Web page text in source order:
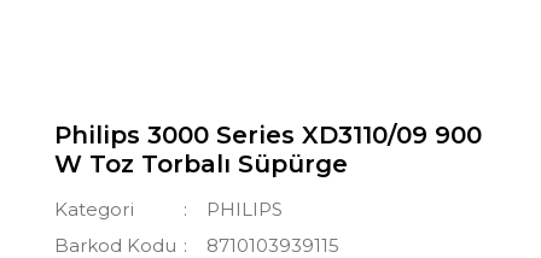
Philips 3000 Series XD3110/09 900
W Toz Torbalı Süpürge
Kategori
PHILIPS
Barkod Kodu
8710103939115